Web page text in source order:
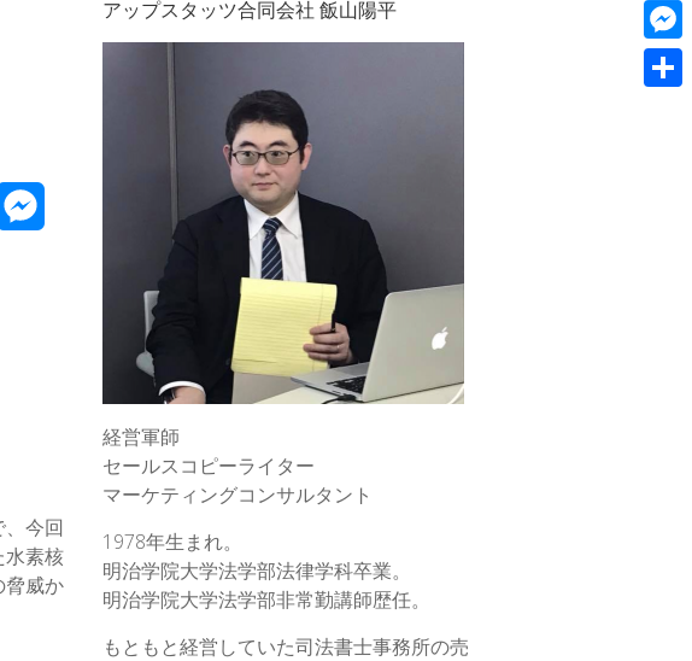
e
r
、今回
水素核
脅威か
アップスタッツ合同会社 飯山陽平
経営軍師
セールスコピーライター
マーケティングコンサルタント
1978年生まれ。
明治学院大学法学部法律学科卒業。
明治学院大学法学部非常勤講師歴任。
もともと経営していた司法書士事務所の売
n
ae
t
e
G
m
a
M